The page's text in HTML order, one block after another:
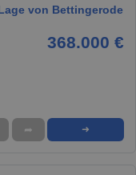
von Bettingerode
368.000 €
➦ ➜